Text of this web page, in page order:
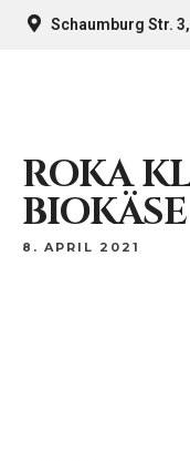
Schaumburg Str.
ROKA
BIOKÄSE
8. APRIL 2021